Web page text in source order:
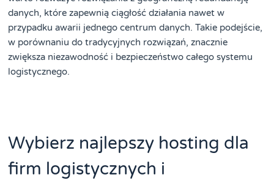
danych, które zapewnią ciągłość działania nawet w
przypadku awarii jednego centrum danych. Takie podejście,
w porównaniu do tradycyjnych rozwiązań, znacznie
zwiększa niezawodność i bezpieczeństwo całego systemu
logistycznego.
Wybierz najlepszy hosting dla
firm logistycznych i